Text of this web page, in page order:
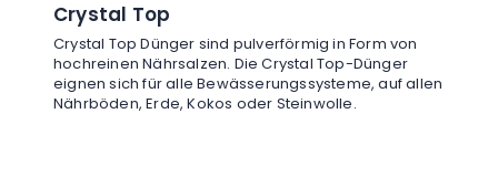
Crystal Top
Crystal Top Dünger sind pulverförmig in Form von
hochreinen Nährsalzen. Die Crystal Top-Dünger
eignen sich für alle Bewässerungssysteme, auf allen
Nährböden, Erde, Kokos oder Steinwolle.